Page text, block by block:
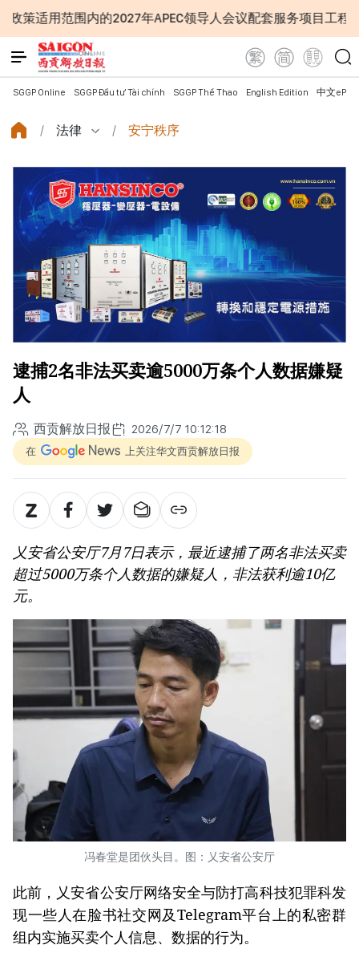
的2027年APEC领导人会议配套服务项目工程认定标准
SGGP Online SGGP Đầu tư Tài chính SGGP Thể Thao English Edition 中文
法律 安宁秩序
逮捕2名非法买卖逾5000万条个人数据嫌疑
人
西贡解放日报 2026/7/7 10:12:18
在 上关注华文西贡解放日报
乂安省公安厅7月7日表示，最近逮捕了两名非法买卖
超过5000万条个人数据的嫌疑人，非法获利逾10亿
元。
冯春堂是团伙头目。图：乂安省公安厅
此前，乂安省公安厅网络安全与防打高科技犯罪科发
现一些人在脸书社交网及Telegram平台上的私密群
组内实施买卖个人信息、数据的行为。